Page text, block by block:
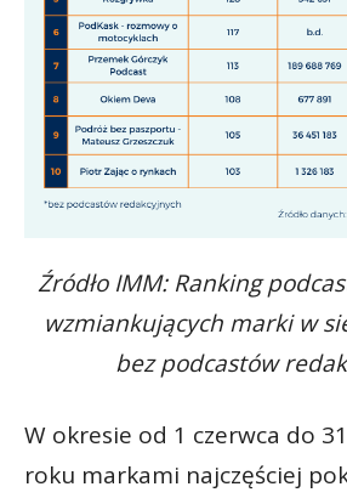
Źródło IMM: Ranking
wzmiankujących marki w
bez podcastów
W okresie od 1 czerwca do
roku markami najczęściej